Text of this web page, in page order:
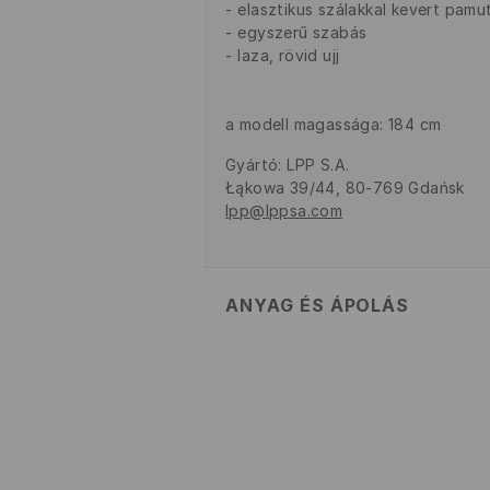
elasztikus szálakkal kevert pamut
egyszerű szabás
laza, rövid ujj
a modell magassága: 184 cm
Gyártó: LPP S.A.
Łąkowa 39/44, 80-769 Gdańsk
lpp@lppsa.com
ANYAG ÉS ÁPOLÁS